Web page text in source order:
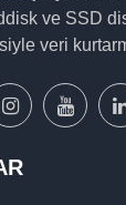
ve SSD
veri
instagram
sayfamız